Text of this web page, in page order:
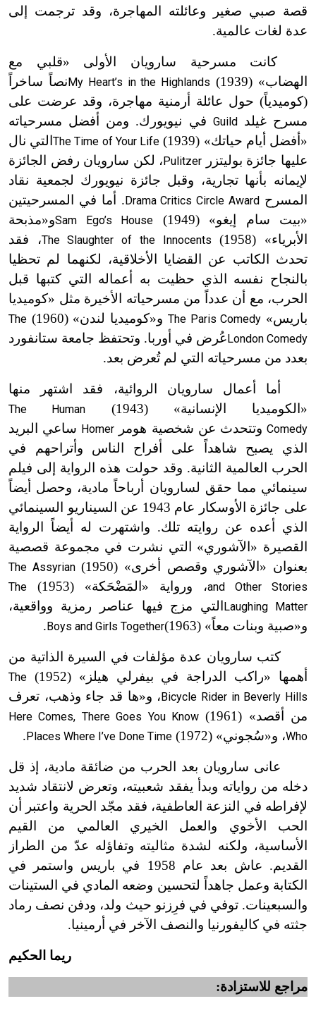
قصة صبي صغير وعائلته المهاجرة، وقد ترجمت إلى
عدة لغات عالمية.
كانت مسرحية سارويان الأولى «قلبي مع
الهضاب» (1939)
My Heart’s in the Highlands نصاً ساخراً
(كوميدياً) حول عائلة أرمنية مهاجرة، وقد عرضت على
مسرح غيلدGuild في نيويورك. ومن أفضل مسرحياته
«أفضل أيام حياتك» (1939)
The Time of Your Lifeالتي نال
عليها جائزة بوليتزر Pulitzer ، لكن سارويان رفض الجائزة
لإيمانه بأنها تجارية، وقبل جائزة نيويورك لجمعية نقاد
المسرح Drama Critics Circle Award . أما في المسرحيتين
«بيت سام إيغو» (1949)
Sam Ego’s Houseو«مذبحة
الأبرياء» (1958)
The Slaughter of the Innocents، فقد
تحدث الكاتب عن القضايا الأخلاقية، لكنهما لم تحظيا
بالنجاح نفسه الذي حظيت به أعماله التي كتبها قبل
الحرب، مع أن عدداً من مسرحياته الأخيرة مثل «كوميديا
باريس» The Paris Comedy و«كوميديا لندن» (1960)
The
London Comedy عُرض في أوربا. وتحتفظ جامعة ستانفورد
بعدد من مسرحياته التي لم تُعرض بعد.
أما أعمال سارويان الروائية، فقد اشتهر منها
«الكوميديا الإنسانية» (1943)
The Human
Comedyوتتحدث عن شخصية هومر Homer ساعي البريد
الذي يصبح شاهداً على أفراح الناس وأتراحهم في
الحرب العالمية الثانية. وقد حولت هذه الرواية إلى فيلم
سينمائي مما حقق لسارويان أرباحاً مادية، وحصل أيضاً
على جائزة الأوسكار عام 1943 عن السيناريو السينمائي
الذي أعده عن روايته تلك. واشتهرت له أيضاً الرواية
القصيرة «الآشوري» التي نشرت في مجموعة قصصية
بعنوان «الآشوري وقصص أخرى» (1950)
The Assyrian
and Other Stories، ورواية «المَضْحَكة» (1953)
The
Laughing Matter التي مزج فيها عناصر رمزية وواقعية،
و«صبية وبنات معاً» (1963)
Boys and Girls Together
.
كتب سارويان عدة مؤلفات في السيرة الذاتية من
أهمها «راكب الدراجة في بيفرلي هيلز» (1952)
The
Bicycle Rider in Beverly Hills ، و«ها قد جاء وذهب، تعرف
من أقصد» (1961)
Here Comes, There Goes You Know
Who، و«سُجوني» (1972) Places Where I’ve Done Time
.
عانى سارويان بعد الحرب من ضائقة مادية، إذ قل
دخله من رواياته وبدأ يفقد شعبيته، وتعرض لانتقاد شديد
لإفراطه في النزعة العاطفية، فقد مجّد الحرية واعتبر أن
الحب الأخوي والعمل الخيري العالمي من القيم
الأساسية، ولكنه لشدة مثاليته وتفاؤله عدّ من الطراز
القديم. عاش بعد عام 1958 في باريس واستمر في
الكتابة وعمل جاهداً لتحسين وضعه المادي في الستينات
والسبعينات. توفي في فرِزنو حيث ولد، ودفن نصف رماد
جثته في كاليفورنيا والنصف الآخر في أرمينيا.
ريما الحكيم
مراجع للاستزادة: